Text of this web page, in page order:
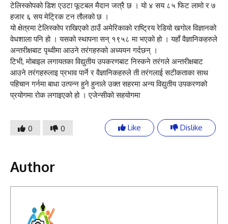
टेलिस्कोपको डिश एउटा फूटबल मैदान जत्रै छ । यो ४ सय ८५ फिट लामो र ७
हजार ६ सय मेट्रिक टन तौलको छ ।
यो क्षेत्रमा टेलिस्कोप राखिएको ठाउँ अमेरिकाको राष्ट्रिय रेडियो खगोल विज्ञानको
वेधशाला पनि हो । यसको स्थापना सन् १९५८ मा भएको हो । यहाँ वैज्ञानिकहरुले
अन्तरीक्षबाट पृथ्वीमा आउने तरंगहरुको अध्ययन गर्दछन् ।
टिभी, मोबाइल लगायतका विद्युतीय उपकरणबाट निस्कने तरंगले अन्तरीक्षबाट
आउने तरंगहरुलाइ प्रभाव पार्ने र वैज्ञानिकहरुले ती तरंगलाई सटीकताका साथ
पहिचान गर्नमा बाधा उत्पन्न हुने हुनाले उक्त सहरमा अन्य विद्युतीय उपकरणको
प्रयोगमा रोक लगाइएको हो । एजेन्सीको सहयोगमा
0 0 Like Dislike
Author